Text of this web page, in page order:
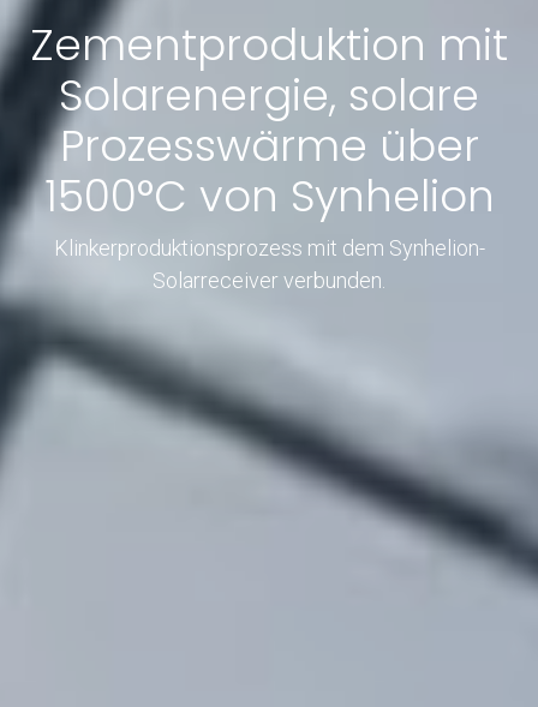
Zementproduktion mit
Solarenergie, solare
Prozesswärme über
1500°C von Synhelion
Klinkerproduktionsprozess mit dem Synhelion-
Solarreceiver verbunden.